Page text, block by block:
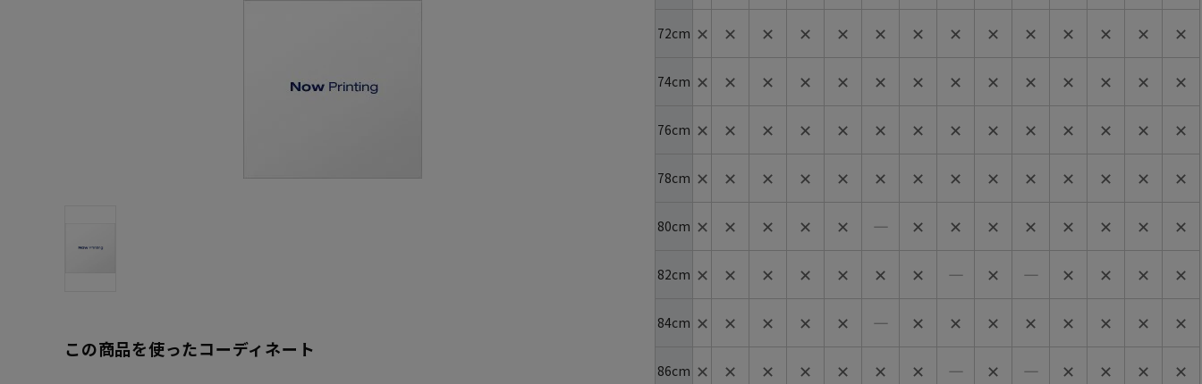
この商品を使ったコーディネート
72cm ✕ ✕ ✕ ✕ ✕ ✕ ✕ ✕ ✕ ✕ ✕ ✕ ✕ ✕
74cm ✕ ✕ ✕ ✕ ✕ ✕ ✕ ✕ ✕ ✕ ✕ ✕ ✕ ✕
76cm ✕ ✕ ✕ ✕ ✕ ✕ ✕ ✕ ✕ ✕ ✕ ✕ ✕ ✕
78cm ✕ ✕ ✕ ✕ ✕ ✕ ✕ ✕ ✕ ✕ ✕ ✕ ✕ ✕
80cm ✕ ✕ ✕ ✕ ✕ ― ✕ ✕ ✕ ✕ ✕ ✕ ✕ ✕
82cm ✕ ✕ ✕ ✕ ✕ ✕ ✕ ― ✕ ― ✕ ✕ ✕ ✕
84cm ✕ ✕ ✕ ✕ ✕ ― ✕ ✕ ✕ ✕ ✕ ✕ ✕ ✕
86cm ✕ ✕ ✕ ✕ ✕ ✕ ✕ ― ✕ ― ✕ ✕ ✕ ✕